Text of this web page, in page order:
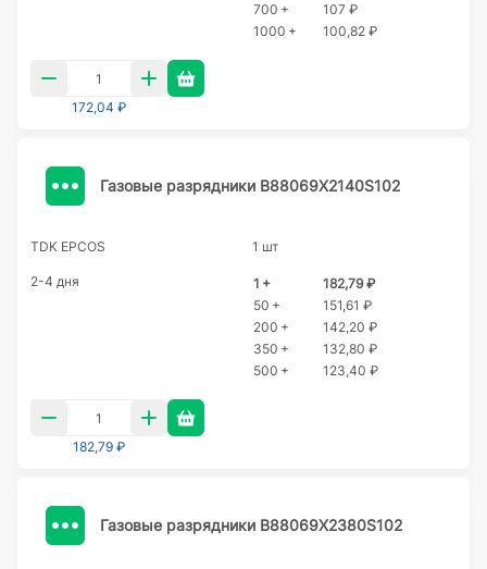
700 +
107 ₽
1000 +
100,82 ₽
172,04 ₽
Газовые разрядники B88069X2140S102
TDK EPCOS 1 шт
2-4 дня 1 +
182,79 ₽
50 +
151,61 ₽
200 +
142,20 ₽
350 +
132,80 ₽
500 +
123,40 ₽
182,79 ₽
Газовые разрядники B88069X2380S102